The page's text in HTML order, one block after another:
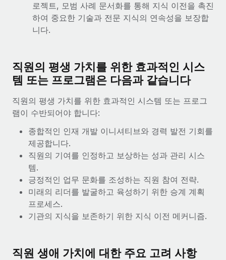
자세히 알아보기
로젝트, 모범 사례 문서화를 통해 지식 이전을 촉진
하여 중요한 기술과 전문 지식의 연속성을 보장합
니다.
직원의 평생 가치를 위한 효과적인 시스
템 또는 프로그램은 다음과 같습니다
직원의 평생 가치를 위한 효과적인 시스템 또는 프로그
램이 수반되어야 합니다:
종합적인 인재 개발 이니셔티브와 경력 발전 기회를
제공합니다.
직원의 기여를 인정하고 보상하는 성과 관리 시스
템.
긍정적인 업무 문화를 조성하는 직원 참여 전략.
미래의 리더를 발굴하고 육성하기 위한 승계 계획
프로세스.
기관의 지식을 보존하기 위한 지식 이전 메커니즘.
직원 생애 가치에 대한 주요 고려 사항